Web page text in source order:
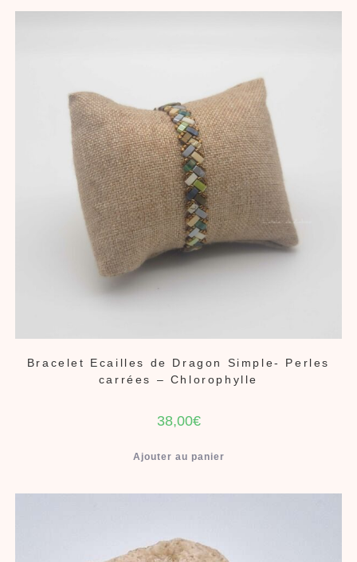
Bracelet Ecailles de Dragon Simple- Perles
carrées – Chlorophylle
38,00€
Ajouter au panier